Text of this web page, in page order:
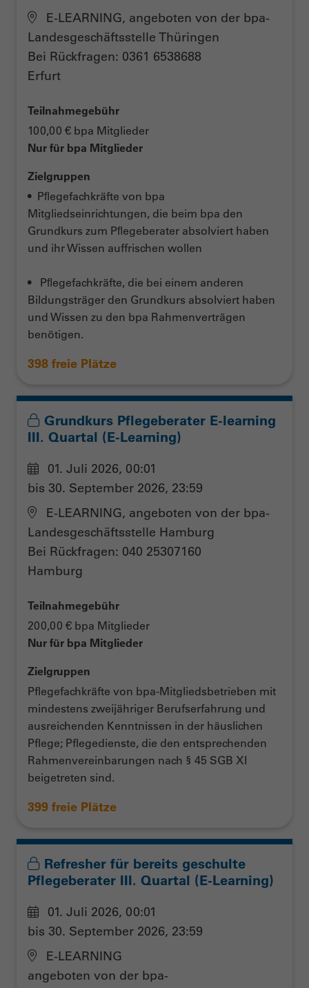
E-LEARNING, angeboten von der bpa-
Landesgeschäftsstelle Thüringen
Bei Rückfragen: 0361 6538688
Erfurt
Teilnahmegebühr
100,00 € bpa Mitglieder
Nur für bpa Mitglieder
Zielgruppen
• Pﬂegefachkräfte von bpa
Mitgliedseinrichtungen, die beim bpa den
Grundkurs zum Pﬂegeberater absolviert haben
und ihr Wissen auffrischen wollen
• Pﬂegefachkräfte, die bei einem anderen
Bildungsträger den Grundkurs absolviert haben
und Wissen zu den bpa Rahmenverträgen
benötigen.
398 freie Plätze
Grundkurs Pflegeberater E-learning
III. Quartal (E-Learning)
01. Juli 2026, 00:01
bis 30. September 2026, 23:59
E-LEARNING, angeboten von der bpa-
Landesgeschäftsstelle Hamburg
Bei Rückfragen: 040 25307160
Hamburg
Teilnahmegebühr
200,00 € bpa Mitglieder
Nur für bpa Mitglieder
Zielgruppen
Pflegefachkräfte von bpa-Mitgliedsbetrieben mit
mindestens zweijähriger Berufserfahrung und
ausreichenden Kenntnissen in der häuslichen
Pflege; Pflegedienste, die den entsprechenden
Rahmenvereinbarungen nach § 45 SGB XI
beigetreten sind.
399 freie Plätze
Refresher für bereits geschulte
Pflegeberater III. Quartal (E-Learning)
01. Juli 2026, 00:01
bis 30. September 2026, 23:59
E-LEARNING
angeboten von der bpa-